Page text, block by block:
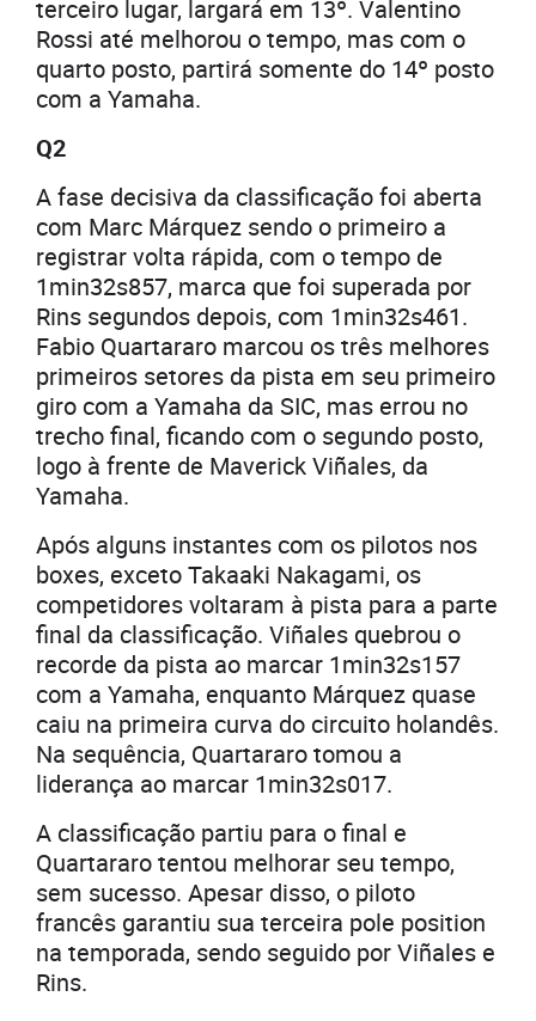
terceiro lugar, largará em 13º. Valentino
Rossi até melhorou o tempo, mas com o
quarto posto, partirá somente do 14º posto
com a Yamaha.
Q2
A fase decisiva da classificação foi aberta
com Marc Márquez sendo o primeiro a
registrar volta rápida, com o tempo de
1min32s857, marca que foi superada por
Rins segundos depois, com 1min32s461.
Fabio Quartararo marcou os três melhores
primeiros setores da pista em seu primeiro
giro com a Yamaha da SIC, mas errou no
trecho final, ficando com o segundo posto,
logo à frente de Maverick Viñales, da
Yamaha.
Após alguns instantes com os pilotos nos
boxes, exceto Takaaki Nakagami, os
competidores voltaram à pista para a parte
final da classificação. Viñales quebrou o
recorde da pista ao marcar 1min32s157
com a Yamaha, enquanto Márquez quase
caiu na primeira curva do circuito holandês.
Na sequência, Quartararo tomou a
liderança ao marcar 1min32s017.
A classificação partiu para o final e
Quartararo tentou melhorar seu tempo,
sem sucesso. Apesar disso, o piloto
francês garantiu sua terceira pole position
na temporada, sendo seguido por Viñales e
Rins.